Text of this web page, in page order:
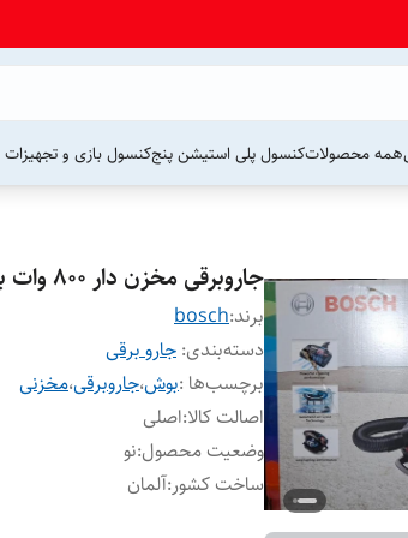
همه محصولاتکنسول پلی استیشن پنجکنسول بازی و
جاروبرقی مخزن دار 800 وات بوش مدل BGS7POW1
برند:bosch
دسته‌بندی: جارو برقی
برچسب‌ها :بوش،جاروبرقی،مخزنی
اصالت کالا:اصلی
وضعیت محصول:نو
ساخت کشور:آلمان